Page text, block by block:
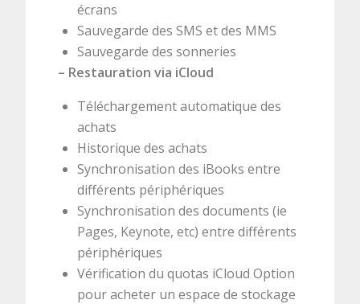
écrans
Sauvegarde des SMS et des MMS
Sauvegarde des sonneries
– Restauration via iCloud
Téléchargement automatique des
achats
Historique des achats
Synchronisation des iBooks entre
différents périphériques
Synchronisation des documents (ie
Pages, Keynote, etc) entre différents
périphériques
Vérification du quotas iCloud Option
pour acheter un espace de stockage